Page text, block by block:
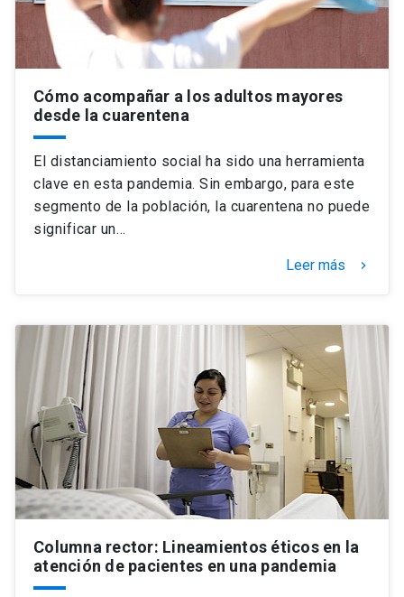
Cómo acompañar a los adultos mayores
desde la cuarentena
El distanciamiento social ha sido una herramienta
clave en esta pandemia. Sin embargo, para este
segmento de la población, la cuarentena no puede
significar un…
Leer más keyboard_arrow_right
Columna rector: Lineamientos éticos en la
atención de pacientes en una pandemia